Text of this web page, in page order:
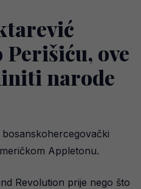
ove
narode
Appletonu.
Revolution prije nego što